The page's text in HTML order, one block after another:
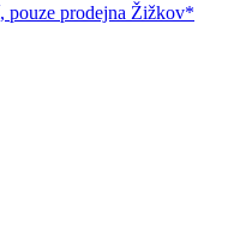
pouze prodejna Žižkov*